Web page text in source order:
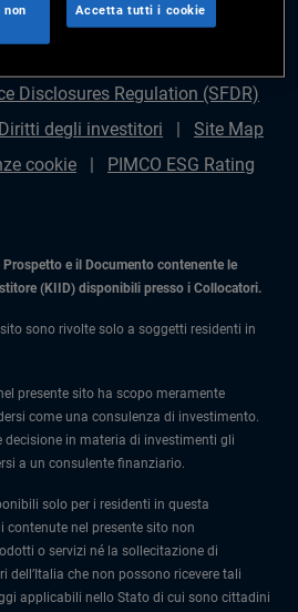
frode
Diritti degli azionisti
Disclosures Regulation (SFDR)
Diritti degli investitori
Site Map
cookie
PIMCO ESG Rating
Prospetto e il Documento contenente le
(KIID) disponibili presso i Collocatori.
sono rivolte solo a soggetti residenti in
presente sito ha scopo meramente
come una consulenza di investimento.
decisione in materia di investimenti gli
a un consulente finanziario.
solo per i residenti in questa
nel presente sito non
o servizi né la sollecitazione di
dell’Italia che non possono ricevere tali
applicabili nello Stato di cui sono cittadini
Accetta tutti i cookie